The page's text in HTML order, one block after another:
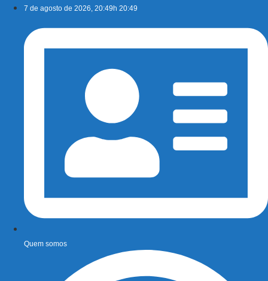
conteúdo
7 de agosto de 2026, 20:49h 20:49
Quem somos